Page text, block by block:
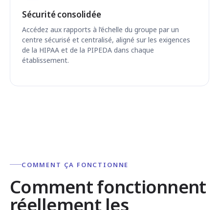
Sécurité consolidée
Accédez aux rapports à l’échelle du groupe par un
centre sécurisé et centralisé, aligné sur les exigences
de la HIPAA et de la PIPEDA dans chaque
établissement.
COMMENT ÇA FONCTIONNE
Comment fonctionnent
réellement les